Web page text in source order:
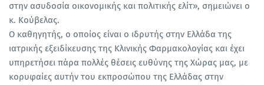
στην ασυδοσία οικονομικής και πολιτικής ελίτ», σημειώνει ο
κ. Κούβελας.
Ο καθηγητής, ο οποίος είναι ο ιδρυτής στην Ελλάδα της
ιατρικής εξειδίκευσης της Κλινικής Φαρμακολογίας και έχει
υπηρετήσει πάρα πολλές θέσεις ευθύνης της Χώρας μας, με
κορυφαίες αυτήν του εκπροσώπου της Ελλάδας στην